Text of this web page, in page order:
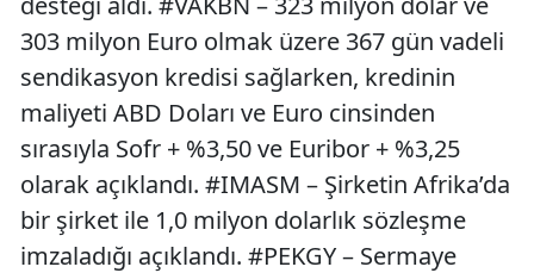
303 milyon Euro olmak üzere 367 gün vadeli
sendikasyon kredisi sağlarken, kredinin
maliyeti ABD Doları ve Euro cinsinden
sırasıyla Sofr + %3,50 ve Euribor + %3,25
olarak açıklandı. #IMASM – Şirketin Afrika’da
bir şirket ile 1,0 milyon dolarlık sözleşme
imzaladığı açıklandı. #PEKGY – Sermaye